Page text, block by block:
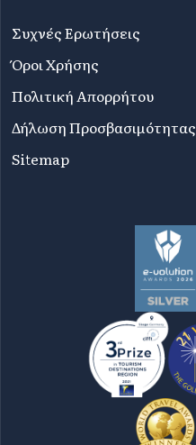
Συχνές Ερωτήσεις
Όροι Χρήσης
Πολιτική Απορρήτου
Δήλωση Προσβασιμότητας
Sitemap